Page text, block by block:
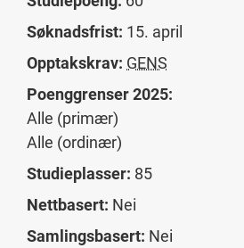
Søknadsfrist: 15. april
Opptakskrav: GENS
Poenggrenser 2025:
Alle (primær)
Alle (ordinær)
Studieplasser: 85
Nettbasert: Nei
Samlingsbasert: Nei